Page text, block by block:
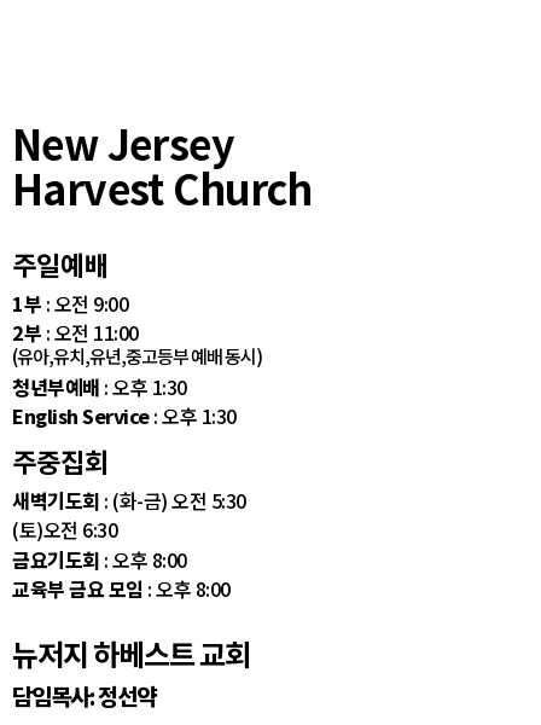
New Jersey
Harvest Church
주일예배
1부 : 오전 9:00
2부 : 오전 11:00
(유아,유치,유년,중고등부 예배 동시)
청년부예배 : 오후 1:30
English Service: 오후 1:30
주중집회
새벽기도회 : (화-금) 오전 5:30
(토)오전 6:30
금요기도회 : 오후 8:00
교육부 금요 모임 : 오후 8:00
뉴저지 하베스트 교회
담임목사: 정선약